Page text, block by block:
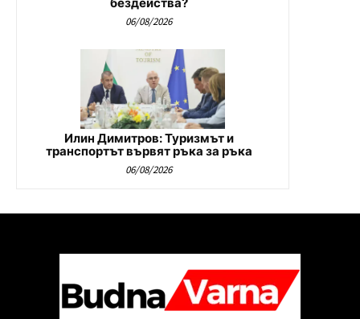
06/08/2026
Илин Димитров: Туризмът и
транспортът вървят ръка за ръка
06/08/2026